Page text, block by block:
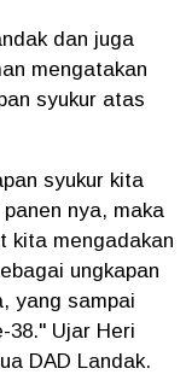
dan juga
mengatakan
syukur atas
syukur kita
nya, maka
kita mengadakan
ungkapan
yang sampai
38." Ujar Heri
DAD Landak.